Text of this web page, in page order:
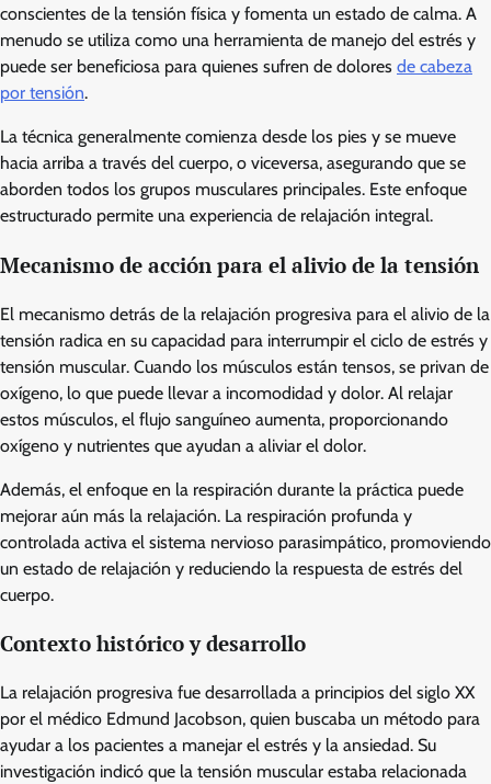
conscientes de la tensión física y fomenta un estado de calma. A
menudo se utiliza como una herramienta de manejo del estrés y
puede ser beneficiosa para quienes sufren de dolores de cabeza
por tensión.
La técnica generalmente comienza desde los pies y se mueve
hacia arriba a través del cuerpo, o viceversa, asegurando que se
aborden todos los grupos musculares principales. Este enfoque
estructurado permite una experiencia de relajación integral.
Mecanismo de acción para el alivio de la tensión
El mecanismo detrás de la relajación progresiva para el alivio de la
tensión radica en su capacidad para interrumpir el ciclo de estrés y
tensión muscular. Cuando los músculos están tensos, se privan de
oxígeno, lo que puede llevar a incomodidad y dolor. Al relajar
estos músculos, el flujo sanguíneo aumenta, proporcionando
oxígeno y nutrientes que ayudan a aliviar el dolor.
Además, el enfoque en la respiración durante la práctica puede
mejorar aún más la relajación. La respiración profunda y
controlada activa el sistema nervioso parasimpático, promoviendo
un estado de relajación y reduciendo la respuesta de estrés del
cuerpo.
Contexto histórico y desarrollo
La relajación progresiva fue desarrollada a principios del siglo XX
por el médico Edmund Jacobson, quien buscaba un método para
ayudar a los pacientes a manejar el estrés y la ansiedad. Su
investigación indicó que la tensión muscular estaba relacionada